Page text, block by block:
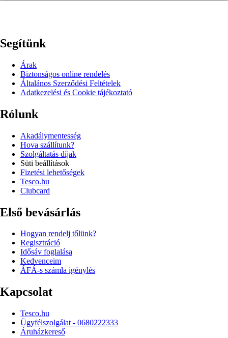
Segítünk
Árak
Biztonságos online rendelés
Általános Szerződési Feltételek
Adatkezelési és Cookie tájékoztató
Rólunk
Akadálymentesség
Hova szállítunk?
Szolgáltatás díjak
Süti beállítások
Fizetési lehetőségek
Tesco.hu
Clubcard
Első bevásárlás
Hogyan rendelj tőlünk?
Regisztráció
Idősáv foglalása
Kedvenceim
ÁFÁ-s számla igénylés
Kapcsolat
Tesco.hu
Ügyfélszolgálat - 0680222333
Áruházkereső